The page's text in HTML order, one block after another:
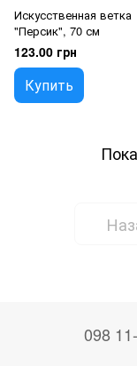
Искусственная ветка
"Персик", 70 см
123.00 грн
Купить
098